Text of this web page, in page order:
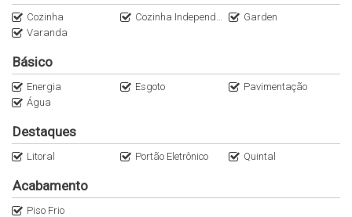
Cozinha Cozinha Independente
Garden
Varanda
Básico
Energia Esgoto
Pavimentação
Água
Destaques
Litoral Portão Eletrônico Quintal
Acabamento
Piso Frio